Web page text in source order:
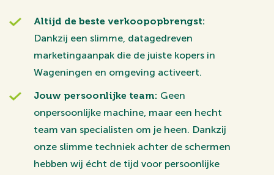
Altijd de beste verkoopopbrengst:
Dankzij een slimme, datagedreven
marketingaanpak die de juiste kopers in
Wageningen en omgeving activeert.
Jouw persoonlijke team: Geen
onpersoonlijke machine, maar een hecht
team van specialisten om je heen. Dankzij
onze slimme techniek achter de schermen
hebben wij écht de tijd voor persoonlijke